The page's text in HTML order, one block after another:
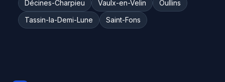
Décines-Charpieu
Vaulx-en-Velin
Oullins
Tassin-la-Demi-Lune
Saint-Fons